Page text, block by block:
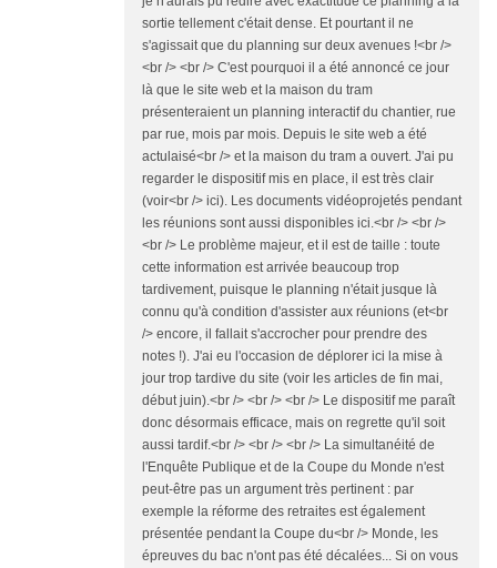
sortie tellement c'était dense. Et pourtant il ne
s'agissait que du planning sur deux avenues !<br />
<br /> <br /> C'est pourquoi il a été annoncé ce jour
là que le site web et la maison du tram
présenteraient un planning interactif du chantier, rue
par rue, mois par mois. Depuis le site web a été
actulaisé<br /> et la maison du tram a ouvert. J'ai pu
regarder le dispositif mis en place, il est très clair
(voir<br /> ici). Les documents vidéoprojetés pendant
les réunions sont aussi disponibles ici.<br /> <br />
<br /> Le problème majeur, et il est de taille : toute
cette information est arrivée beaucoup trop
tardivement, puisque le planning n'était jusque là
connu qu'à condition d'assister aux réunions (et<br
/> encore, il fallait s'accrocher pour prendre des
notes !). J'ai eu l'occasion de déplorer ici la mise à
jour trop tardive du site (voir les articles de fin mai,
début juin).<br /> <br /> <br /> Le dispositif me paraît
donc désormais efficace, mais on regrette qu'il soit
aussi tardif.<br /> <br /> <br /> La simultanéité de
l'Enquête Publique et de la Coupe du Monde n'est
peut-être pas un argument très pertinent : par
exemple la réforme des retraites est également
présentée pendant la Coupe du<br /> Monde, les
épreuves du bac n'ont pas été décalées... Si on vous